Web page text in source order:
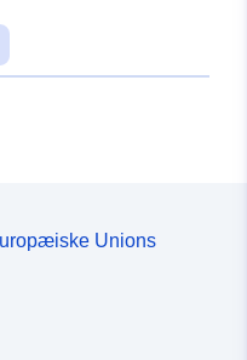
Unions